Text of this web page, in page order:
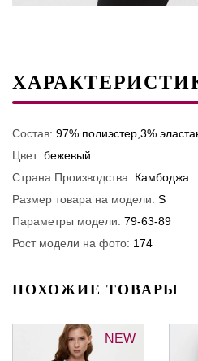
Состав: 97% полиэстер,3%
Цвет: бежевый
Страна Производства: Камбоджа
Размер товара на модели: S
Параметры модели: 79-63-89
Рост модели на фото: 174
ПОХОЖИЕ ТОВАРЫ
NEW